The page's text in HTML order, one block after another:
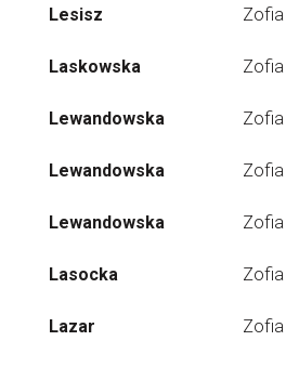
Lesisz Zofia
Laskowska Zofia
Lewandowska Zofia
Lewandowska Zofia
Lewandowska Zofia
Lasocka Zofia
Lazar Zofia